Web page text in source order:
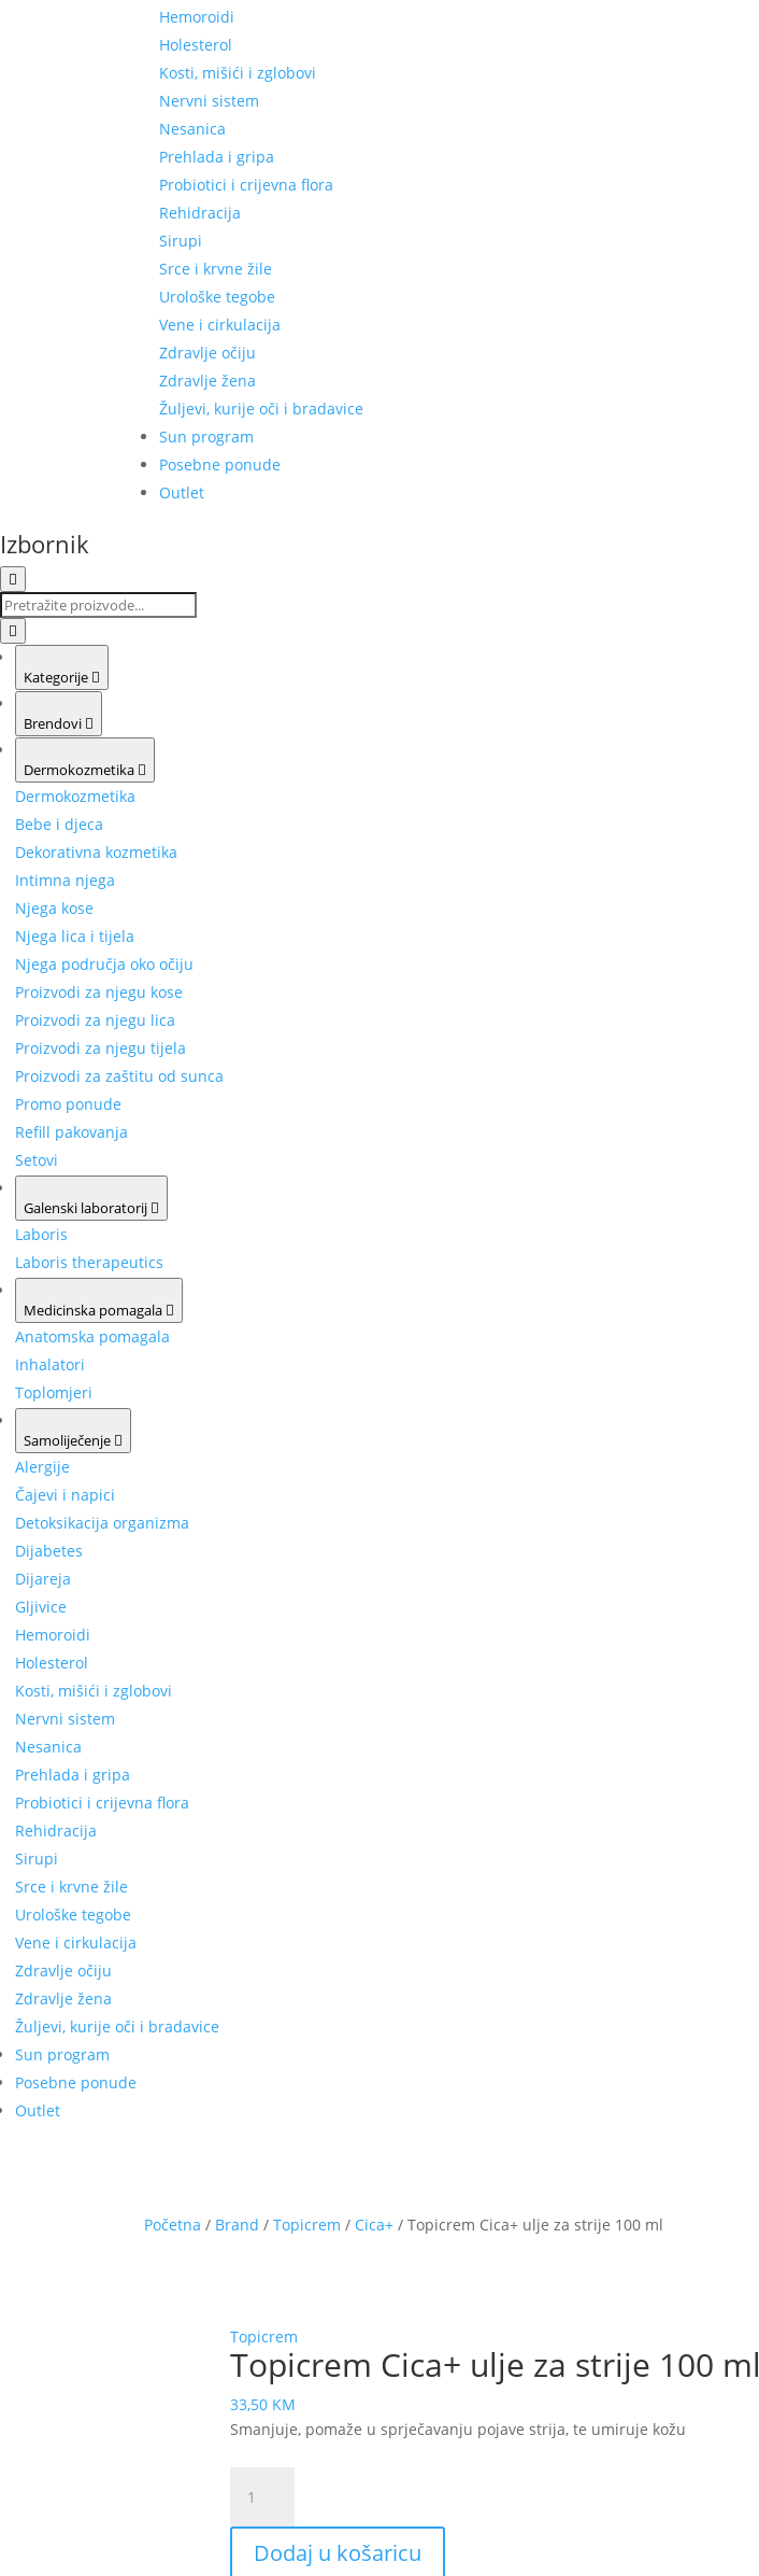
Hemoroidi
Holesterol
Kosti, mišići i zglobovi
Nervni sistem
Nesanica
Prehlada i gripa
Probiotici i crijevna flora
Rehidracija
Sirupi
Srce i krvne žile
Urološke tegobe
Vene i cirkulacija
Zdravlje očiju
Zdravlje žena
Žuljevi, kurije oči i bradavice
Sun program
Posebne ponude
Outlet
Izbornik
Kategorije
Brendovi
Dermokozmetika
Dermokozmetika
Bebe i djeca
Dekorativna kozmetika
Intimna njega
Njega kose
Njega lica i tijela
Njega područja oko očiju
Proizvodi za njegu kose
Proizvodi za njegu lica
Proizvodi za njegu tijela
Proizvodi za zaštitu od sunca
Promo ponude
Refill pakovanja
Setovi
Galenski laboratorij
Laboris
Laboris therapeutics
Medicinska pomagala
Anatomska pomagala
Inhalatori
Toplomjeri
Samoliječenje
Alergije
Čajevi i napici
Detoksikacija organizma
Dijabetes
Dijareja
Gljivice
Hemoroidi
Holesterol
Kosti, mišići i zglobovi
Nervni sistem
Nesanica
Prehlada i gripa
Probiotici i crijevna flora
Rehidracija
Sirupi
Srce i krvne žile
Urološke tegobe
Vene i cirkulacija
Zdravlje očiju
Zdravlje žena
Žuljevi, kurije oči i bradavice
Sun program
Posebne ponude
Outlet
Početna / Brand /Topicrem / Cica+ / Topicrem Cica+ ulje za strije 100 ml
Topicrem
Topicrem Cica+ ulje za strije 100 ml
33,50 KM
Smanjuje, pomaže u sprječavanju pojave strija, te umiruje kožu
Cica+
ulje
Dodaj u košaricu